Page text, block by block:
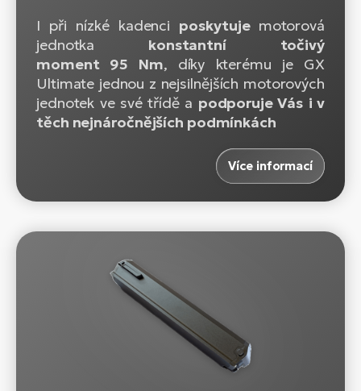
I při nízké kadenci poskytuje motorová
jednotka konstantní točivý
moment 95 Nm, díky kterému je GX
Ultimate jednou z nejsilnějších motorových
jednotek ve své třídě a podporuje Vás i v
těch nejnáročnějších podmínkách
Více informací